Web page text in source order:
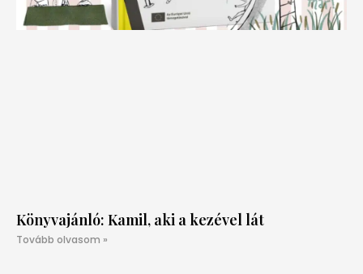
Könyvajánló: Kamil, aki a kezével lát
Tovább olvasom »